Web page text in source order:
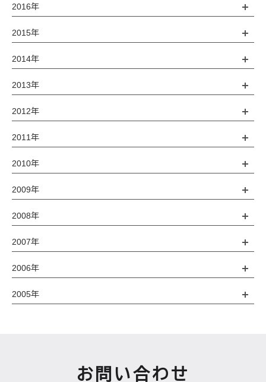
2016年
2015年
2014年
2013年
2012年
2011年
2010年
2009年
2008年
2007年
2006年
2005年
お問い合わせ